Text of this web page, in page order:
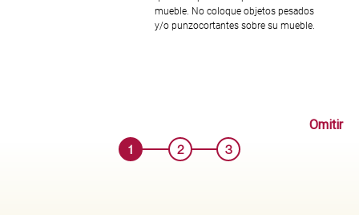
mueble. No coloque objetos pesados
y/o punzocortantes sobre su mueble.